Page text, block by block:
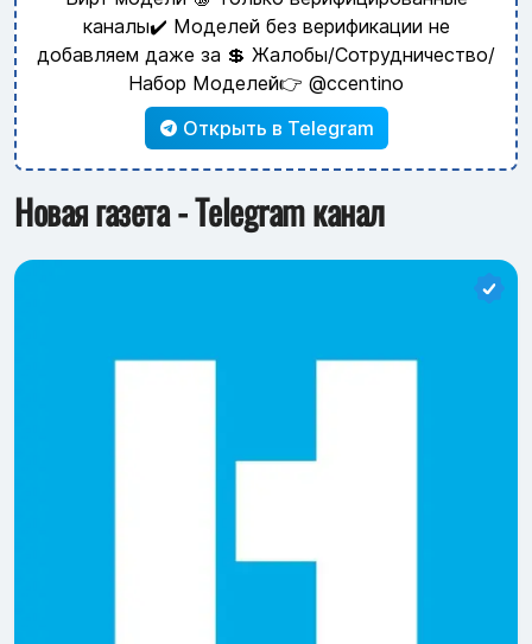
каналы✔️ Моделей без верификации не
добавляем даже за 💲 Жалобы/Сотрудничество/
Набор Моделей👉 @ccentino
Открыть в Telegram
Новая газета - Telegram канал